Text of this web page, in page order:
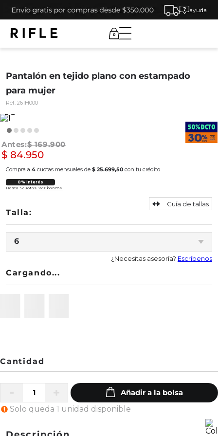
ayuda
0
Pantalón en tejido plano con estampado
para mujer
Ref: 261H000
$ 169.900
$ 84.950
Compra a 4 cuotas mensuales de $ 25.699,50 con tu crédito
0% Interés
Hasta 3 cuotas. Ver bancos.
6
Guía de tallas
¿Necesitas asesoría? Escríbenos
Cargando...
Solo queda 1 unidad disponible